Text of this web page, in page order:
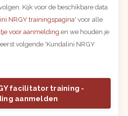
Kijk voor de beschikbare data
NRGY trainingspagina' voor alle
voor aanmelding en we houden je
volgende 'Kundalini NRGY
facilitator training -
aanmelden